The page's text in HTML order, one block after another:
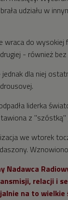
udziału w
wraca do
- również
dla niej
liderka
z "szóstką"
we wtorek
Nadawca
relacji i
na to